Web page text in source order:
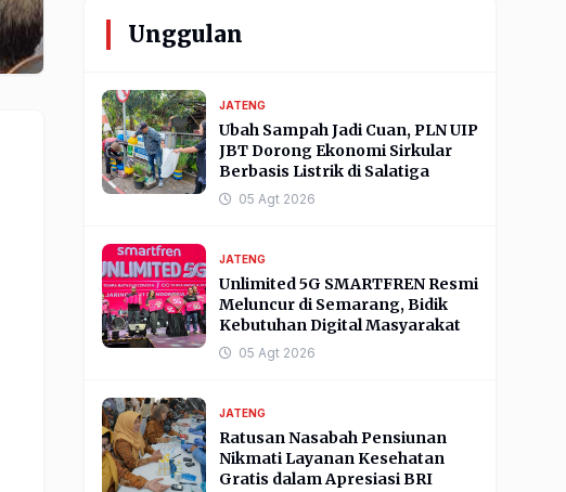
Unggulan
JATENG
Ubah Sampah Jadi Cuan, PLN UIP
JBT Dorong Ekonomi Sirkular
Berbasis Listrik di Salatiga
05 Agt 2026
JATENG
Unlimited 5G SMARTFREN Resmi
Meluncur di Semarang, Bidik
Kebutuhan Digital Masyarakat
05 Agt 2026
JATENG
Ratusan Nasabah Pensiunan
Nikmati Layanan Kesehatan
Gratis dalam Apresiasi BRI